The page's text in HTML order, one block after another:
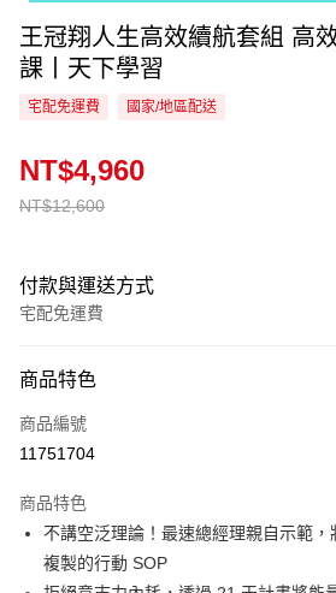
王冠翔人生高效續航套組 高
課丨天下學習
宅配免運費 國家/地區配送
NT$12,600
NT$4,960
付款與運送方式
宅配免運費
信用卡一次付款
LINE Pay
街口支付
悠遊付
商品特色
商品編號
11751704
商品特色
不講空泛理論！最速總經理親自示範
複製的行動 SOP